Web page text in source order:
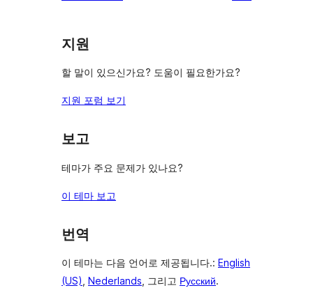
지원
할 말이 있으신가요? 도움이 필요한가요?
지원 포럼 보기
보고
테마가 주요 문제가 있나요?
이 테마 보고
번역
이 테마는 다음 언어로 제공됩니다.: English
(US), Nederlands, 그리고 Русский.